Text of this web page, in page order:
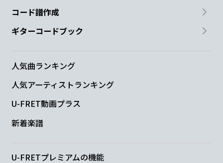
コード譜作成
ギターコードブック
人気曲ランキング
人気アーティストランキング
U-FRET動画プラス
新着楽譜
U-FRETプレミアムの機能